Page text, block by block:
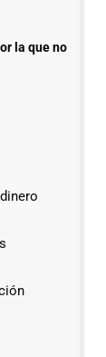
la que no